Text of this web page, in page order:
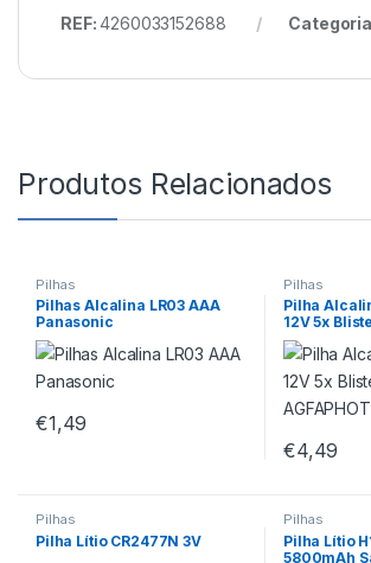
REF:4260033152688
Produtos Relacionados
Pilhas
Pilhas Alcalina LR03 AAA
Panasonic
€1,49
Pilhas
Pilha
12V 5x
AGFAPHOTO
€4,49
Pilhas
Pilha Lítio CR2477N 3V
Pilhas
Pilha Lítio
5800mAh